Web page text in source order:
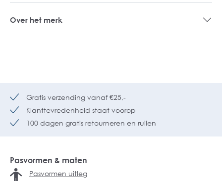
Over het merk
Gratis verzending vanaf €25,-
Klanttevredenheid staat voorop
100 dagen gratis retourneren en ruilen
Pasvormen & maten
Pasvormen uitleg